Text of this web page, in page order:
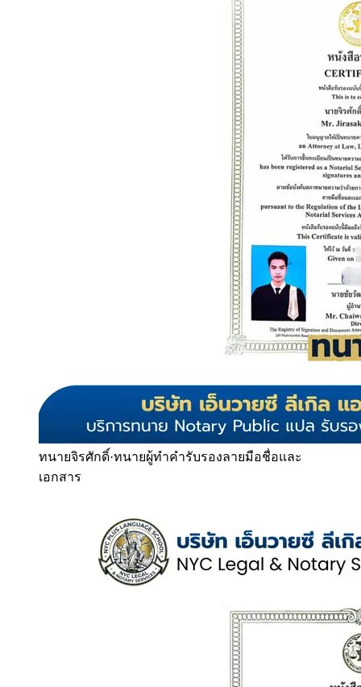
ทนายจิรศักดิ์·ทนายผู้ทำคำรับรองลายมือชื่อและ
เอกสาร